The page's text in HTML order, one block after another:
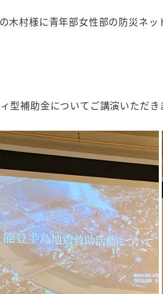
木村様に青年部女性部の防災ネ
補助金についてご講演いただき